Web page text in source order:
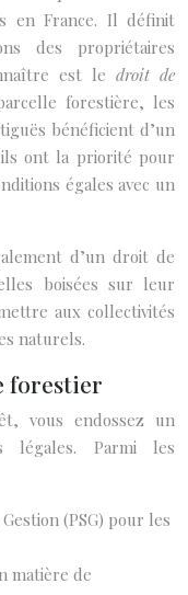
en France. Il définit
des propriétaires
est ledroit de
forestière, les
bénéficient d’un
ont la priorité pour
égales avec un
d’un droit de
boisées sur leur
aux collectivités
naturels.
forestier
vous endossez un
légales. Parmi les
(PSG) pour les
matière de